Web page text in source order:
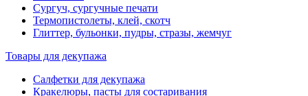
Сургуч, сургучные печати
Термопистолеты, клей, скотч
Глиттер, бульонки, пудры, стразы, жемчуг
Товары для декупажа
Салфетки для декупажа
Кракелюры, пасты для состаривания